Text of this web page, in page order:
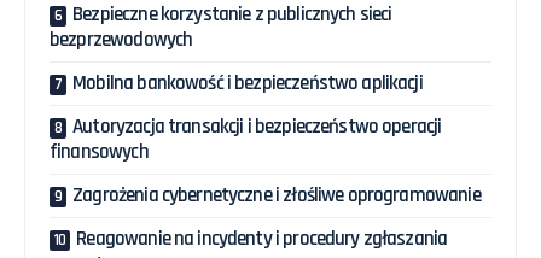
Bezpieczne korzystanie z publicznych sieci
bezprzewodowych
Mobilna bankowość i bezpieczeństwo aplikacji
Autoryzacja transakcji i bezpieczeństwo operacji
finansowych
Zagrożenia cybernetyczne i złośliwe oprogramowanie
Reagowanie na incydenty i procedury zgłaszania